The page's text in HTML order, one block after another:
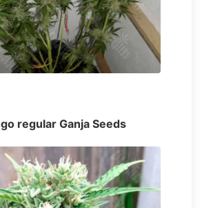
regular Ganja Seeds